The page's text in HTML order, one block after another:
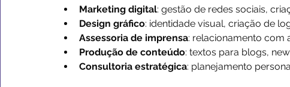
Marketing digital: gestão de redes sociais,
Design gráfico: identidade visual, criação de
Assessoria de imprensa: relacionamento com
Produção de conteúdo: textos para blogs,
Consultoria estratégica: planejamento